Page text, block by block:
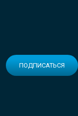
ПОДПИСАТЬСЯ